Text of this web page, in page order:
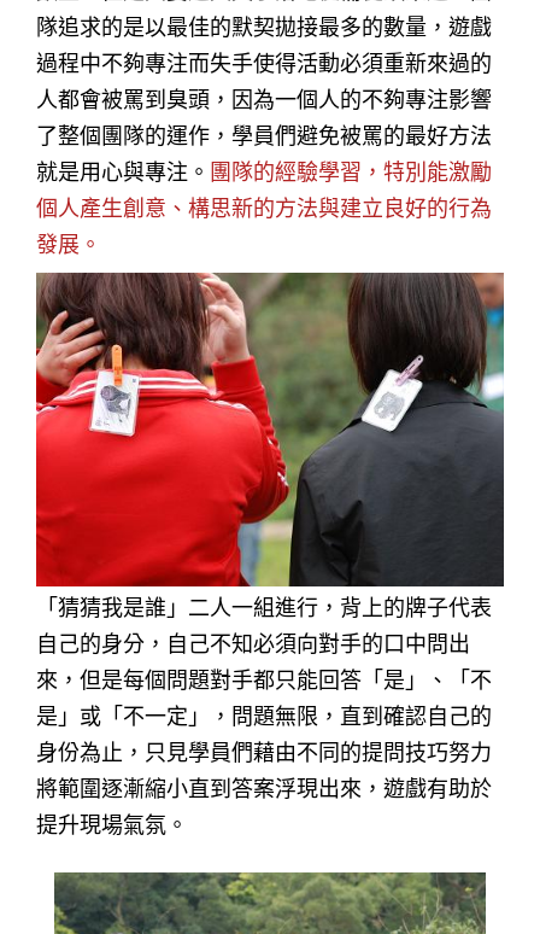
隊追求的是以最佳的默契拋接最多的數量，遊戲
過程中不夠專注而失手使得活動必須重新來過的
人都會被罵到臭頭，因為一個人的不夠專注影響
了整個團隊的運作，學員們避免被罵的最好方法
就是用心與專注。 團隊的經驗學習，特別能激勵
個人產生創意、構思新的方法與建立良好的行為
發展。
「猜猜我是誰」二人一組進行，背上的牌子代表
自己的身分，自己不知必須向對手的口中問出
來，但是每個問題對手都只能回答「是」、「不
是」或「不一定」，問題無限，直到確認自己的
身份為止，只見學員們藉由不同的提問技巧努力
將範圍逐漸縮小直到答案浮現出來，遊戲有助於
提升現場氣氛。